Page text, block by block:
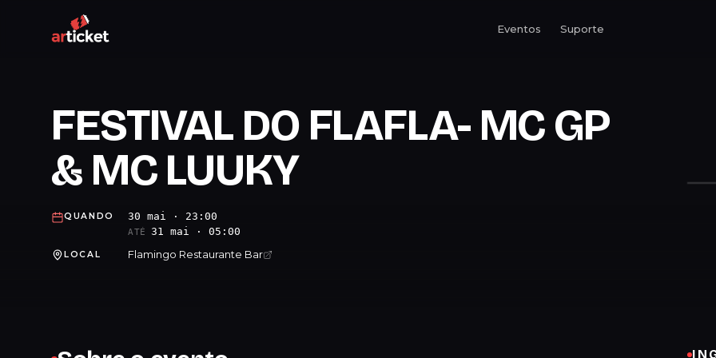
Eventos Suporte
FESTIVAL DO FLAFLA- MC GP
& MC LUUKY
QUANDO 30 mai · 23:00
ATÉ 31 mai · 05:00
LOCAL Flamingo Restaurante Bar